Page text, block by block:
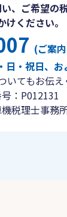
、ご希望の
ください。
(ご案
・祝日、お
てもお伝え
：P012131
税理士事務